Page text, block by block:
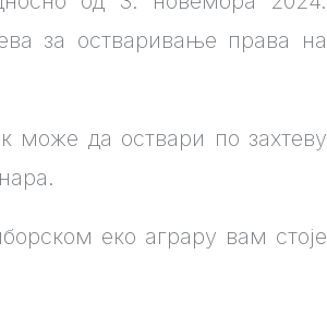
за остваривање права на
може да оствари по захтеву
еко аграру вам стоје